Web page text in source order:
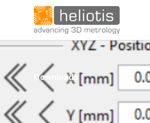
Downloads